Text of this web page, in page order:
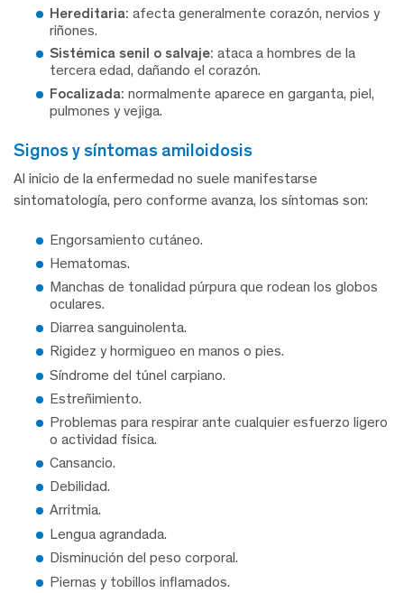
Hereditaria: afecta generalmente corazón, nervios y
riñones.
Sistémica senil o salvaje: ataca a hombres de la
tercera edad, dañando el corazón.
Focalizada: normalmente aparece en garganta, piel,
pulmones y vejiga.
signos y síntomas amiloidosis
Al inicio de la enfermedad no suele manifestarse
sintomatología, pero conforme avanza, los síntomas son:
Engorsamiento cutáneo.
Hematomas.
Manchas de tonalidad púrpura que rodean los globos
oculares.
Diarrea sanguinolenta.
Rigidez y hormigueo en manos o pies.
Síndrome del túnel carpiano.
Estreñimiento.
Problemas para respirar ante cualquier esfuerzo ligero
o actividad física.
Cansancio.
Debilidad.
Arritmia.
Lengua agrandada.
Disminución del peso corporal.
Piernas y tobillos inflamados.